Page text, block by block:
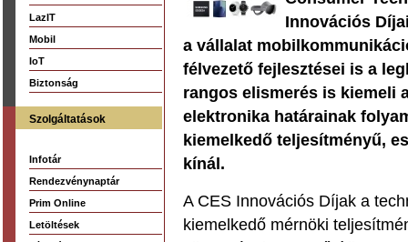
LazIT
Mobil
IoT
Biztonság
Szolgáltatások
Infotár
Rendezvénynaptár
Prim Online
Letöltések
Innovációs
a vállalat
félvezető fejlesztései is a
rangos elismerés is kiemeli
elektronika határainak
kiemelkedő teljesítményű,
kínál.
A CES Innovációs Díjak a
kiemelkedő mérnöki